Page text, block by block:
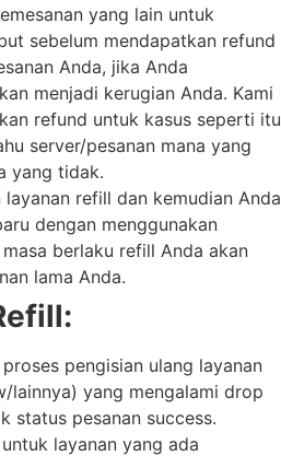
yang lain untuk
sebelum mendapatkan refund
Anda, jika Anda
menjadi kerugian Anda. Kami
refund untuk kasus seperti itu
server/pesanan mana yang
yang tidak.
refill dan kemudian Anda
dengan menggunakan
berlaku refill Anda akan
lama Anda.
pengisian ulang layanan
lainnya) yang mengalami drop
status pesanan success.
layanan yang ada